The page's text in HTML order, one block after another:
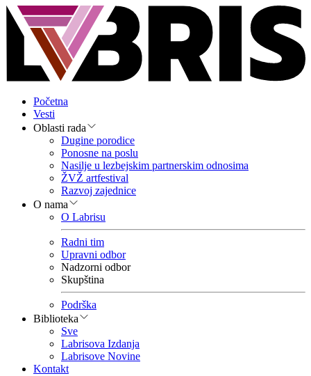
Početna
Vesti
Oblasti rada
Dugine porodice
Ponosne na poslu
Nasilje u lezbejskim partnerskim odnosima
ŽVŽ artfestival
Razvoj zajednice
O nama
O Labrisu
Radni tim
Upravni odbor
Nadzorni odbor
Skupština
Podrška
Biblioteka
Sve
Labrisova Izdanja
Labrisove Novine
Kontakt